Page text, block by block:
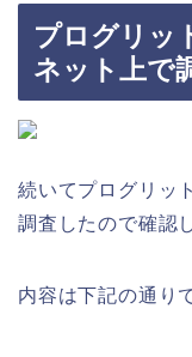
プログリッ
ネット上で
続いてプログリッ
調査したので確認
内容は下記の通り